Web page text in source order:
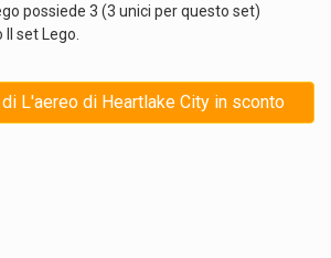
possiede 3 (3 unici per questo set)
set Lego.
L'aereo di Heartlake City in sconto